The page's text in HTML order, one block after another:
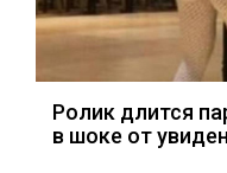
Ролик длится
в шоке от